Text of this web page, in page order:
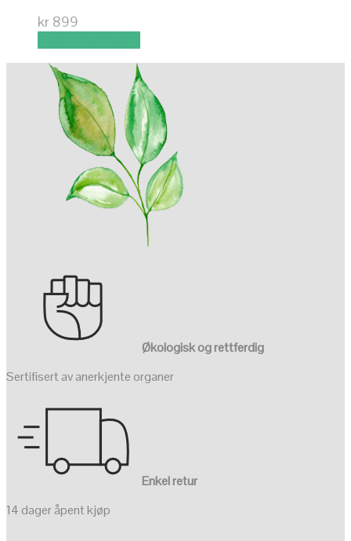
kr 899
Økologisk og rettferdig
Sertifisert av anerkjente organer
Enkel retur
14 dager åpent kjøp